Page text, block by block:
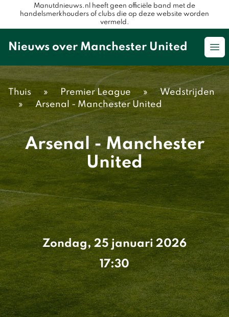
Manutdnieuws.nl heeft geen officiële band met de
handelsmerkhouders of clubs die op deze website worden
vermeld.
Nieuws over Manchester United
Thuis » Premier League »
Wedstrijden
»
Arsenal - Manchester United
Arsenal - Manchester
United
Zondag, 25 januari 2026
17:30